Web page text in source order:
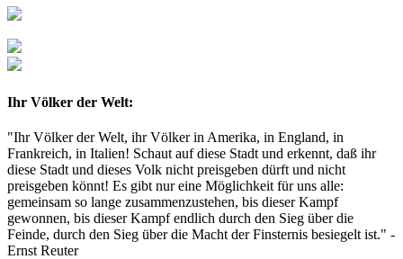
Ihr Völker der Welt:
"Ihr Völker der Welt, ihr Völker in Amerika, in England, in
Frankreich, in Italien! Schaut auf diese Stadt und erkennt, daß ihr
diese Stadt und dieses Volk nicht preisgeben dürft und nicht
preisgeben könnt! Es gibt nur eine Möglichkeit für uns alle:
gemeinsam so lange zusammenzustehen, bis dieser Kampf
gewonnen, bis dieser Kampf endlich durch den Sieg über die
Feinde, durch den Sieg über die Macht der Finsternis besiegelt ist." -
Ernst Reuter